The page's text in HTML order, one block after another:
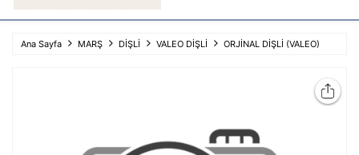
Ana Sayfa MARŞ DİŞLİ VALEO DİŞLİ ORJİNAL DİŞLİ (VALEO)